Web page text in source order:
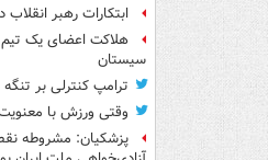
ابتکارات رهبر انقلاب
هلاکت اعضای یک
سیستان
ترامپ کنترلی بر تنگه
وقتی ورزش با
پزشکیان: مشروطه